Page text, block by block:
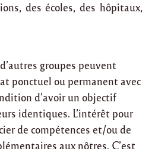
des écoles, des hôpitaux,
groupes peuvent
ponctuel ou permanent avec
d’avoir un objectif
identiques. L’intérêt pour
de compétences et/ou de
aux nôtres. C’est